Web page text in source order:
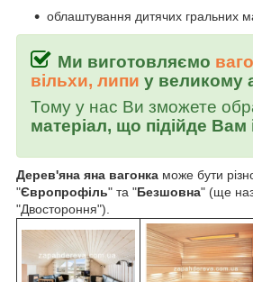
облаштування дитячих гральних
Ми виготовляємо
вільхи, липи у великому
Тому у нас Ви зможете
матеріал, що підійде Вам
Дерев'яна яна вагонка може бути
"Європрофіль" та "Безшовна" (ще
"Двостороння").